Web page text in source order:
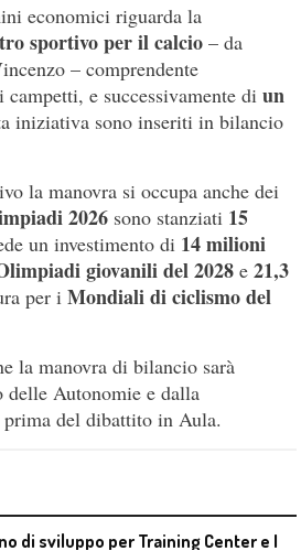
economici riguarda la
sportivo per il calcio – da
– comprendente
campetti, e successivamente diun
iniziativa sono inseriti in bilancio
la manovra si occupa anche dei
2026 sono stanziati 15
un investimento di 14 milioni
giovanili del 2028e21,3
per iMondiali di ciclismo del
la manovra di bilancio sarà
delle Autonomie e dalla
del dibattito in Aula.